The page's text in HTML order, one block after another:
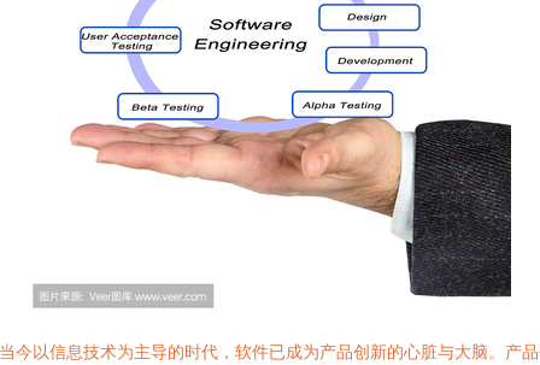
今以信息技术为主导的时代，软件已成为产品创新的心脏与大脑。产